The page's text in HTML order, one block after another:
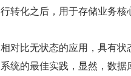
行转化之后，用于存储业务核
相对比无状态的应用，具有
系统的最佳实践，显然，数